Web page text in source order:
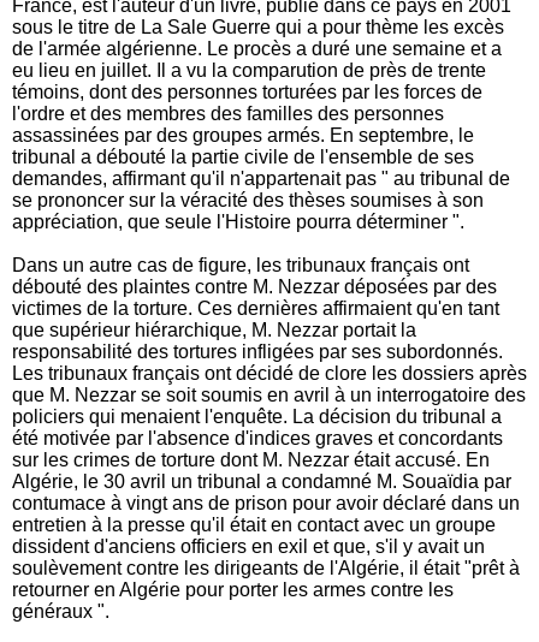
France, est l'auteur d'un livre, publié dans ce pays en 2001
sous le titre de La Sale Guerre qui a pour thème les excès
de l'armée algérienne. Le procès a duré une semaine et a
eu lieu en juillet. Il a vu la comparution de près de trente
témoins, dont des personnes torturées par les forces de
l'ordre et des membres des familles des personnes
assassinées par des groupes armés. En septembre, le
tribunal a débouté la partie civile de l'ensemble de ses
demandes, affirmant qu'il n'appartenait pas " au tribunal de
se prononcer sur la véracité des thèses soumises à son
appréciation, que seule l'Histoire pourra déterminer ".
Dans un autre cas de figure, les tribunaux français ont
débouté des plaintes contre M. Nezzar déposées par des
victimes de la torture. Ces dernières affirmaient qu'en tant
que supérieur hiérarchique, M. Nezzar portait la
responsabilité des tortures infligées par ses subordonnés.
Les tribunaux français ont décidé de clore les dossiers après
que M. Nezzar se soit soumis en avril à un interrogatoire des
policiers qui menaient l'enquête. La décision du tribunal a
été motivée par l'absence d'indices graves et concordants
sur les crimes de torture dont M. Nezzar était accusé. En
Algérie, le 30 avril un tribunal a condamné M. Souaïdia par
contumace à vingt ans de prison pour avoir déclaré dans un
entretien à la presse qu'il était en contact avec un groupe
dissident d'anciens officiers en exil et que, s'il y avait un
soulèvement contre les dirigeants de l'Algérie, il était "prêt à
retourner en Algérie pour porter les armes contre les
généraux ".